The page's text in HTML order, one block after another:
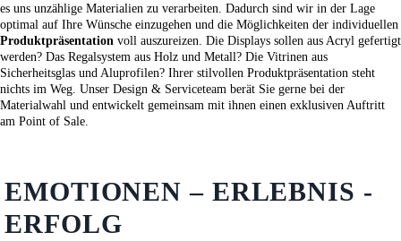
es uns unzählige Materialien zu verarbeiten. Dadurch sind wir in der Lage
optimal auf Ihre Wünsche einzugehen und die Möglichkeiten der individuellen
Produktpräsentation voll auszureizen. Die Displays sollen aus Acryl gefertigt
werden? Das Regalsystem aus Holz und Metall? Die Vitrinen aus
Sicherheitsglas und Aluprofilen? Ihrer stilvollen Produktpräsentation steht
nichts im Weg. Unser Design & Serviceteam berät Sie gerne bei der
Materialwahl und entwickelt gemeinsam mit ihnen einen exklusiven Auftritt
am Point of Sale.
EMOTIONEN – ERLEBNIS -
ERFOLG